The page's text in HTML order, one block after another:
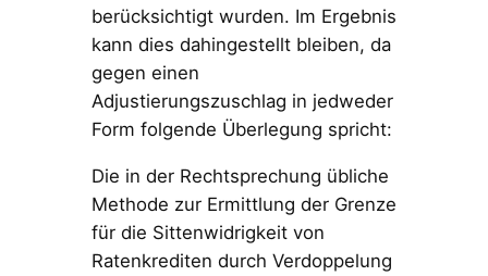
berücksichtigt wurden. Im Ergebnis
kann dies dahingestellt bleiben, da
gegen einen
Adjustierungszuschlag in jedweder
Form folgende Überlegung spricht:
Die in der Rechtsprechung übliche
Methode zur Ermittlung der Grenze
für die Sittenwidrigkeit von
Ratenkrediten durch Verdoppelung